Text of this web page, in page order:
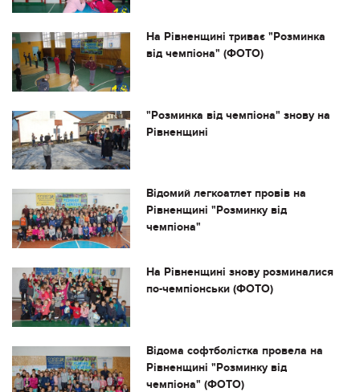
На Рівненщині триває "Розминка
від чемпіона" (ФОТО)
"Розминка від чемпіона" знову на
Рівненщині
Відомий легкоатлет провів на
Рівненщині "Розминку від
чемпіона"
На Рівненщині знову розминалися
по-чемпіонськи (ФОТО)
Відома софтболістка провела на
Рівненщині "Розминку від
чемпіона" (ФОТО)